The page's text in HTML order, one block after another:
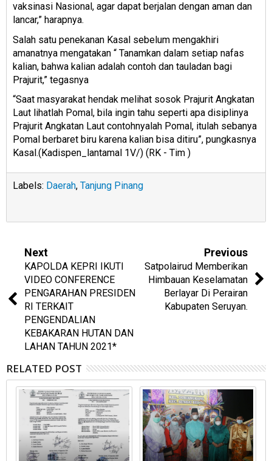
vaksinasi Nasional, agar dapat berjalan dengan aman dan
lancar,” harapnya.
Salah satu penekanan Kasal sebelum mengakhiri
amanatnya mengatakan “ Tanamkan dalam setiap nafas
kalian, bahwa kalian adalah contoh dan tauladan bagi
Prajurit,” tegasnya
“Saat masyarakat hendak melihat sosok Prajurit Angkatan
Laut lihatlah Pomal, bila ingin tahu seperti apa disiplinya
Prajurit Angkatan Laut contohnyalah Pomal, itulah sebanya
Pomal berbaret biru karena kalian bisa ditiru”, pungkasnya
Kasal.(Kadispen_lantamal 1V/) (RK - Tim )
Labels: Daerah, Tanjung Pinang
Next
KAPOLDA KEPRI IKUTI
VIDEO CONFERENCE
PENGARAHAN PRESIDEN
RI TERKAIT
PENGENDALIAN
KEBAKARAN HUTAN DAN
LAHAN TAHUN 2021*
Previous
Satpolairud Memberikan
Himbauan Keselamatan
Berlayar Di Perairan
Kabupaten Seruyan.
RELATED POST